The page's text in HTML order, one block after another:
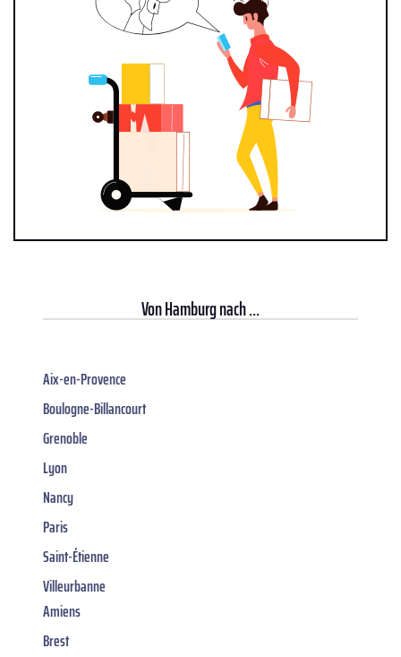
VonHamburgnach ...
Aix-en-Provence
Boulogne-Billancourt
Grenoble
Lyon
Nancy
Paris
Saint-Étienne
Villeurbanne
Amiens
Brest